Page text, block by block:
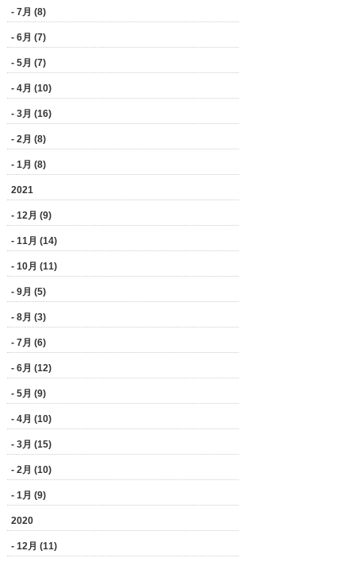
- 7月 (8)
- 6月 (7)
- 5月 (7)
- 4月 (10)
- 3月 (16)
- 2月 (8)
- 1月 (8)
2021
- 12月 (9)
- 11月 (14)
- 10月 (11)
- 9月 (5)
- 8月 (3)
- 7月 (6)
- 6月 (12)
- 5月 (9)
- 4月 (10)
- 3月 (15)
- 2月 (10)
- 1月 (9)
2020
- 12月 (11)